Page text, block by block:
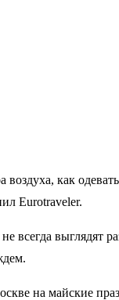
как
Eurotraveler.
выглядят
на майские